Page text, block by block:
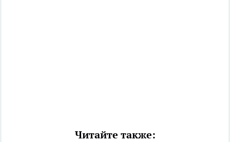
Читайте также: